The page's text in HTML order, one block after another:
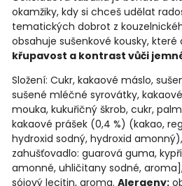
okamžiky, kdy si chceš udělat
tematických dobrot z
obsahuje sušenkové kousky,
křupavost a kontrast vůči
Složení: Cukr, kakaové máslo,
sušené mléčné syrovátky,
mouka, kukuřičný škrob, cukr,
kakaové prášek (0,4 %) (kakao,
hydroxid sodný, hydroxid
zahušťovadlo: guarová guma,
amonné, uhličitany sodné,
sójový lecitin, aroma. Alergeny: